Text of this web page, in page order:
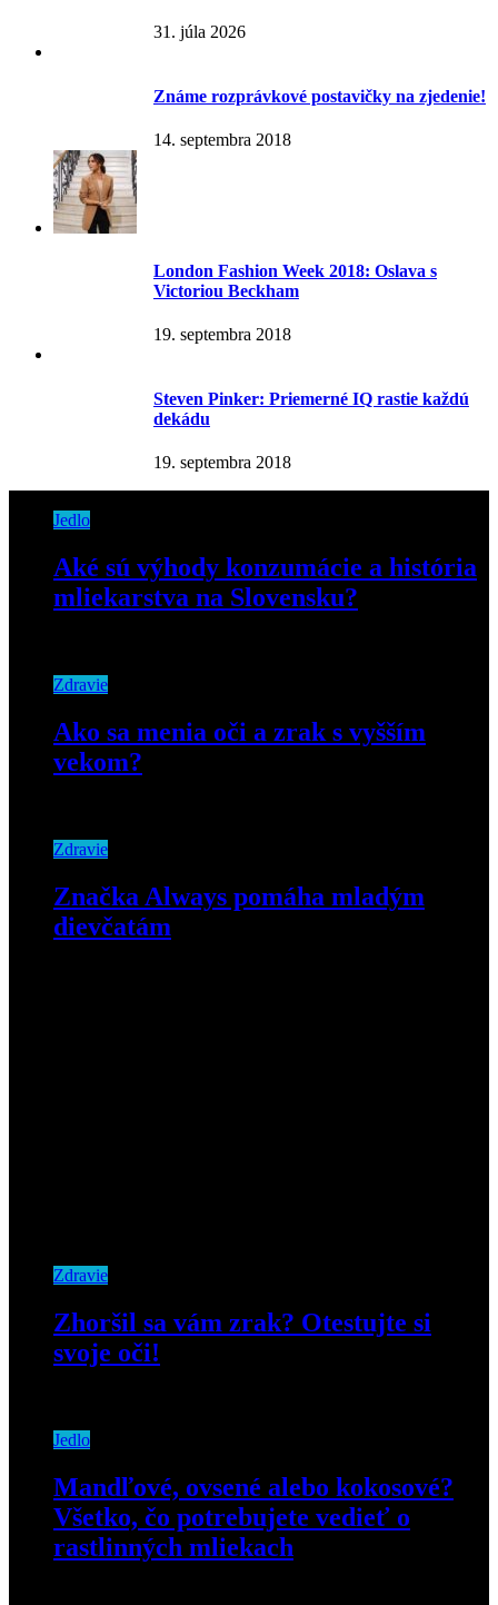
31. júla 2026
Známe rozprávkové postavičky na zjedenie!
14. septembra 2018
London Fashion Week 2018: Oslava s
Victoriou Beckham
19. septembra 2018
Steven Pinker: Priemerné IQ rastie každú
dekádu
19. septembra 2018
Jedlo
Aké sú výhody konzumácie a história
mliekarstva na Slovensku?
Zdravie
Ako sa menia oči a zrak s vyšším
vekom?
Zdravie
Značka Always pomáha mladým
dievčatám
Zdravie
Zhoršil sa vám zrak? Otestujte si
svoje oči!
Jedlo
Mandľové, ovsené alebo kokosové?
Všetko, čo potrebujete vedieť o
rastlinných mliekach